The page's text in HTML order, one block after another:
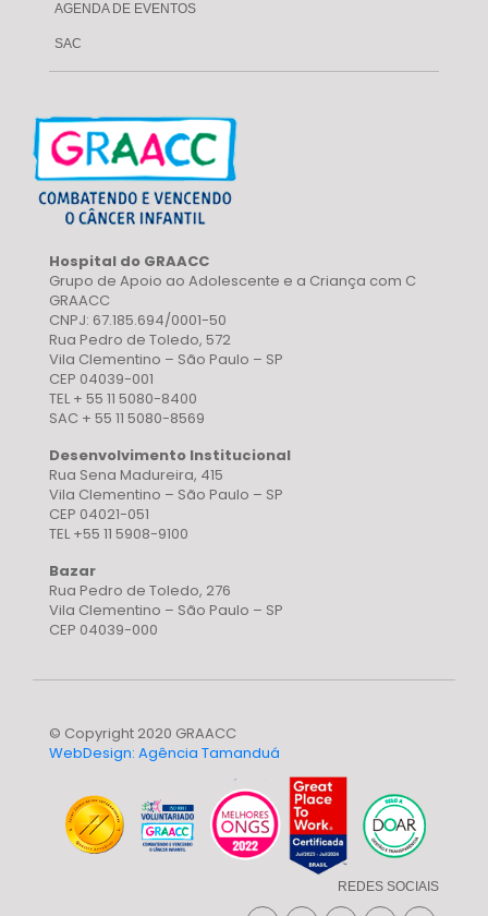
AGENDA DE EVENTOS
SAC
Hospital do GRAACC
Grupo de Apoio ao Adolescente e a Criança com C
GRAACC
CNPJ: 67.185.694/0001-50
Rua Pedro de Toledo, 572
Vila Clementino – São Paulo – SP
CEP 04039-001
TEL + 55 11 5080-8400
SAC + 55 11 5080-8569
Desenvolvimento Institucional
Rua Sena Madureira, 415
Vila Clementino – São Paulo – SP
CEP 04021-051
TEL +55 11 5908-9100
Bazar
Rua Pedro de Toledo, 276
Vila Clementino – São Paulo – SP
CEP 04039-000
© Copyright 2020 GRAACC
WebDesign: Agência Tamanduá
REDES SOCIAIS